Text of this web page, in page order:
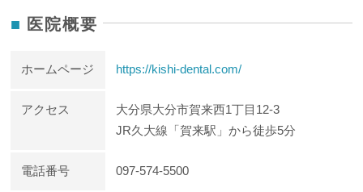
医院概要
ホームページ https://kishi-dental.com/
アクセス
大分県大分市賀来西1丁目12-3
JR久大線「賀来駅」から徒歩5分
電話番号 097-574-5500